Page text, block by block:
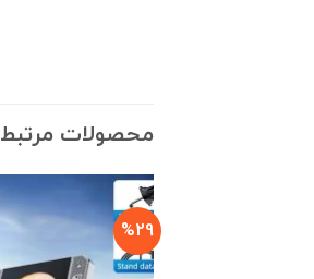
محصولات مرتبط
%29